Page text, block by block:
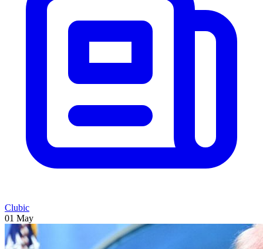
Clubic
01 May